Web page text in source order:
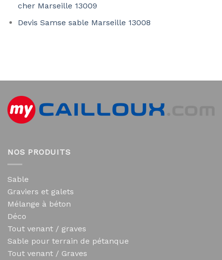
cher Marseille 13009
Devis Samse sable Marseille 13008
NOS PRODUITS
Sable
Graviers et galets
Mélange à béton
Déco
Tout venant / graves
Sable pour terrain de pétanque
Tout venant / Graves